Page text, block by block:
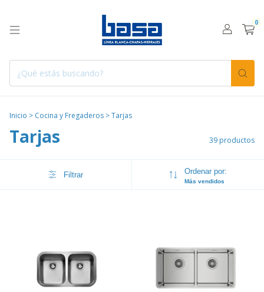
0
Inicio > Cocina y Fregaderos >Tarjas
Tarjas 39 productos
Filtrar Ordenar por:
Más vendidos